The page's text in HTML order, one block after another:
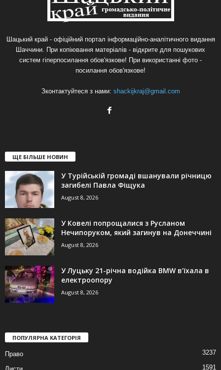
Шацький край - офіційний портал інформаційно-аналітичного видання
Шаччини. При копіювання матеріалів - відкрите для пошукових
систем гіперпосилання обов'язкове! При використанні фото -
посилання обов'язкове!
Зконтактуйтеся з нами: shackijkraj@gmail.com
ЩЕ БІЛЬШЕ НОВИН
У Турійській громаді вшанували річницю
загибелі Павла Фіщука
August 8, 2026
У Ковелі попрощалися з Русланом
Нечипоруком, який загинув на Донеччині
August 8, 2026
У Луцьку 21-річна водійка BMW в’їхала в
електроопору
August 8, 2026
ПОПУЛЯРНА КАТЕГОРІЯ
Право 3237
1591